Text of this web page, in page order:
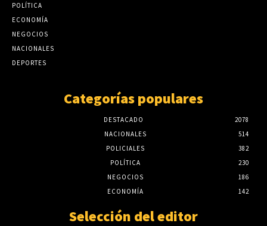
POLÍTICA
ECONOMÍA
NEGOCIOS
NACIONALES
DEPORTES
Categorías populares
DESTACADO
2078
NACIONALES
514
POLICIALES
382
POLÍTICA
230
NEGOCIOS
186
ECONOMÍA
142
Selección del editor